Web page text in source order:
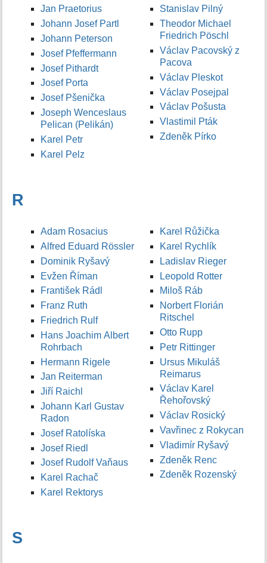
Jan Praetorius
Johann Josef Partl
Johann Peterson
Josef Pfeffermann
Josef Pithardt
Josef Porta
Josef Pšenička
Joseph Wenceslaus
Pelican (Pelikán)
Karel Petr
Karel Pelz
Stanislav Pilný
Theodor Michael
Friedrich Pöschl
Václav Pacovský z
Pacova
Václav Pleskot
Václav Posejpal
Václav Pošusta
Vlastimil Pták
Zdeněk Pírko
R
Adam Rosacius
Alfred Eduard Rössler
Dominik Ryšavý
Evžen Říman
František Rádl
Franz Ruth
Friedrich Rulf
Hans Joachim Albert
Rohrbach
Hermann Rigele
Jan Reiterman
Jiří Raichl
Johann Karl Gustav
Radon
Josef Ratolíska
Josef Riedl
Josef Rudolf Vaňaus
Karel Rachač
Karel Rektorys
Karel Růžička
Karel Rychlík
Ladislav Rieger
Leopold Rotter
Miloš Ráb
Norbert Florián
Ritschel
Otto Rupp
Petr Rittinger
Ursus Mikuláš
Reimarus
Václav Karel
Řehořovský
Václav Rosický
Vavřinec z Rokycan
Vladimír Ryšavý
Zdeněk Renc
Zdeněk Rozenský
S